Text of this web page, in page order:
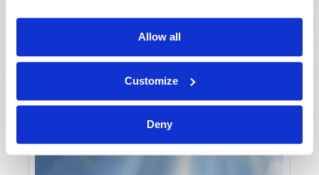
Allow all
Customize
Deny